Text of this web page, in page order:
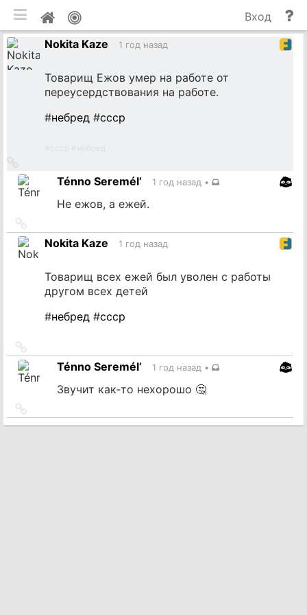
Мой
профиль
и
Вход
Nokita Kaze
1 год назад
Товарищ Ежов умер на работе от
переусердствования на работе.
#небред #ссср
на
источникTénno Seremél’ 1 год назад •
Не ежов, а ежей.
на
источник
Nokita Kaze 1 год назад
Товарищ всех ежей был уволен с работы
другом всех детей
#небред #ссср
на
источникTénno Seremél’ 1 год назад •
Звучит как‐то нехорошо 🤔
на
мобильная версия